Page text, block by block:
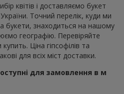
квітів і доставляємо букет
Точний перелік, куди ми
букети, знаходиться на нашому
географію. Перевіряйте
Ціна гіпсофілів та
для всіх міст доставки.
для замовлення в м